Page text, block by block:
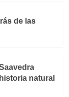
de las
natural